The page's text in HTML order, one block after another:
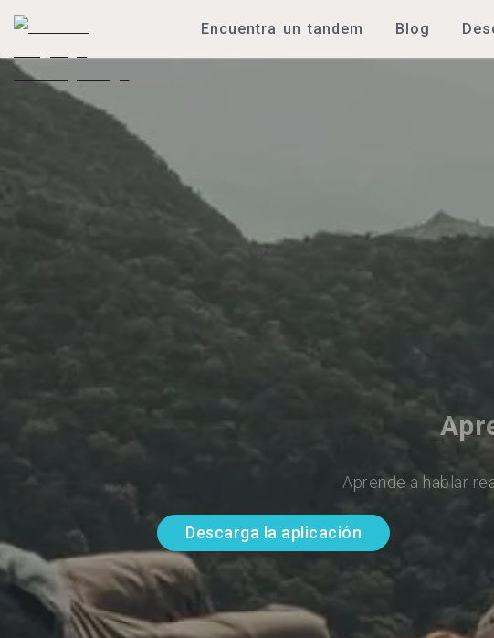
Encuentra un tandem Blog
Aprende a hablar
Descarga la aplicación